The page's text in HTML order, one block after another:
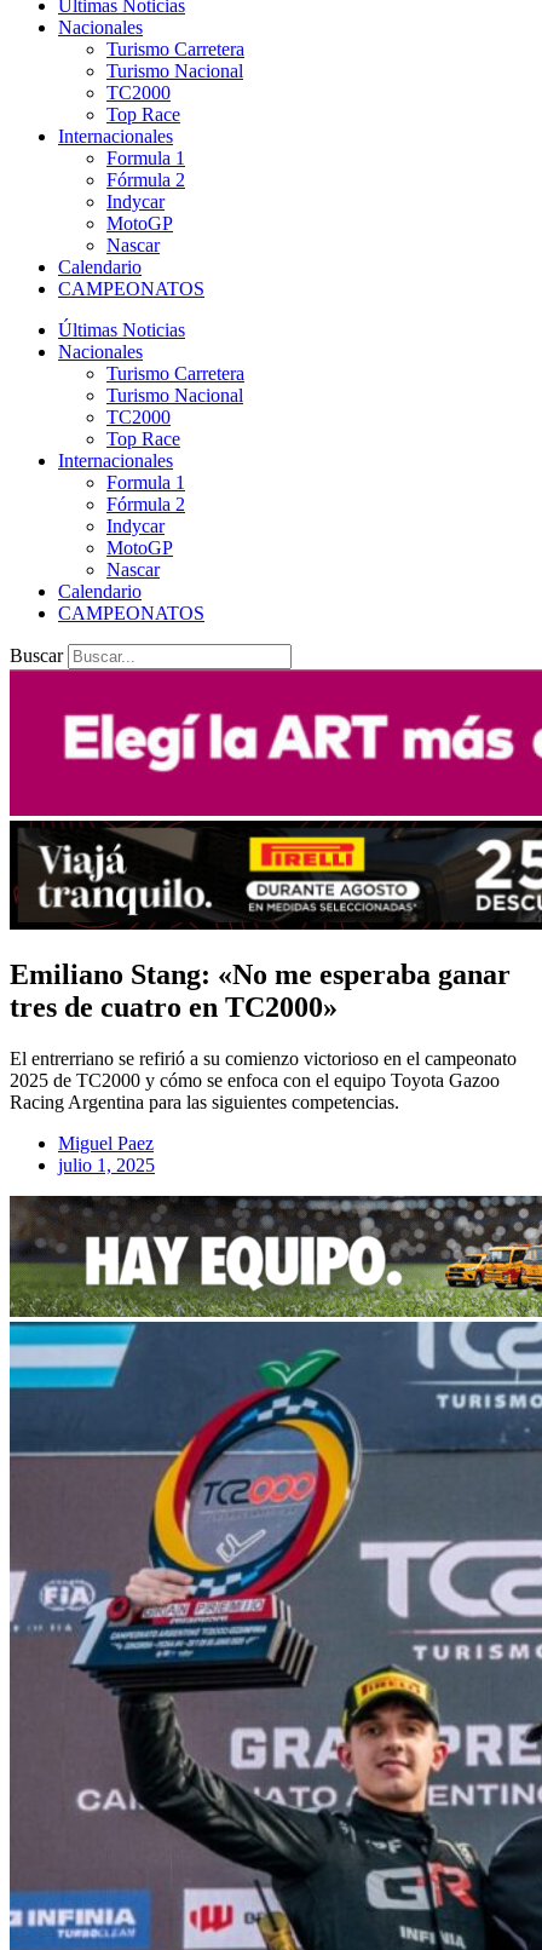
Últimas Noticias
Nacionales
Turismo Carretera
Turismo Nacional
TC2000
Top Race
Internacionales
Formula 1
Fórmula 2
Indycar
MotoGP
Nascar
Calendario
CAMPEONATOS
Últimas Noticias
Nacionales
Turismo Carretera
Turismo Nacional
TC2000
Top Race
Internacionales
Formula 1
Fórmula 2
Indycar
MotoGP
Nascar
Calendario
CAMPEONATOS
Buscar
Emiliano Stang: «No me esperaba ganar
tres de cuatro en TC2000»
El entrerriano se refirió a su comienzo victorioso en el campeonato
2025 de TC2000 y cómo se enfoca con el equipo Toyota Gazoo
Racing Argentina para las siguientes competencias.
Miguel Paez
julio 1, 2025